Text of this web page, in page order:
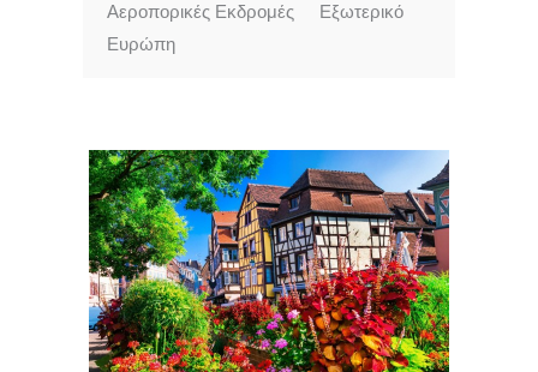
Αεροπορικές Εκδρομές
Εξωτερικό
Ευρώπη